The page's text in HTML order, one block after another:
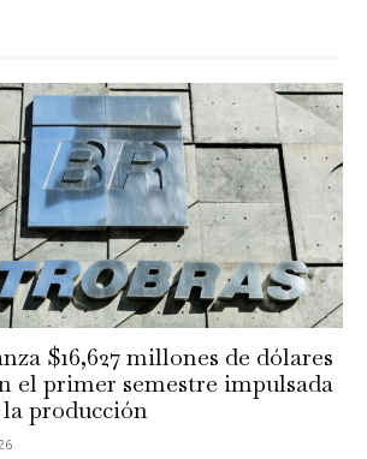
$16,627 millones de dólares
el primer semestre impulsada
producción